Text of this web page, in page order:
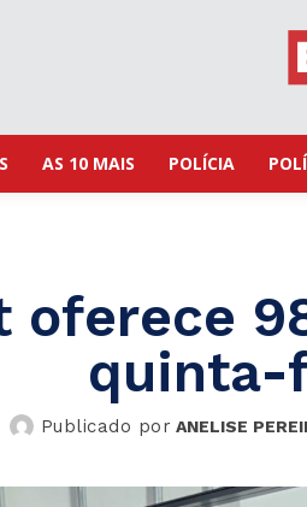
AS 10 MAIS POLÍCIA
oferece
quinta-
Publicado por ANELISE